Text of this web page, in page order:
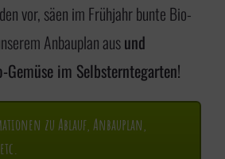
vor, säen im Frühjahr bunte Bio-
Anbauplan ausund
Gemüse im Selbsterntegarten!
zu Ablauf, Anbauplan,